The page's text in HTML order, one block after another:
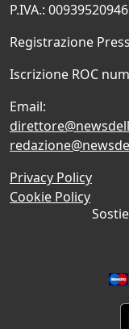
P.IVA.: 00939520946
Registrazione
Iscrizione ROC
Email:
Privacy Policy
Cookie Policy